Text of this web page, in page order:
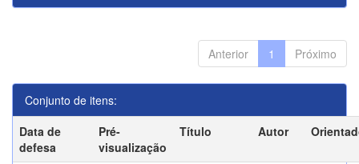
Anterior 1 Próximo
Conjunto de itens:
Data de
defesa
Pré-
visualização
Título Autor